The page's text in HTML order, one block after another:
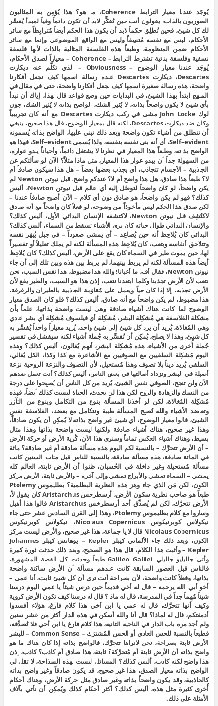
يُوجَد عندنا معيار الترابط Coherence، ما هو؟ هذا يُؤمِن به المثاليون
الصوريون بالذات، يقولون أنت حين تُفكِّر لابد أن تكون دائماً وفياً لمبدأ يُفسِّر
لك كل شيئ، فحين تُطلِق حكماً لابد أن يكون هذا الحكم أيضاً مُترابِطاً مع سائر
الأحكام، ليس مع نفسه مُتسِقاً وليس مع الواقع الموضوعي وإنما مع سائر
الأحكام ضمن المنظومة، وطبعاً هذه الفلسفة المثالية بالذات لأنها فلسفة
نسقية وفلسفة بنائية تشترط الترابط – Coherence – معياراً لصدق الأحكام،
يُوجَد عندنا معيار الوضوح – Obviousness – الذي تكلَّم عنه ديكارت
Descartes، ديكارت Descartes عنده رسالة اسمها كيف نجعل أفكارنا
واضحة، هذه رسالة صغيرة اسمها كيف نجعل أفكارنا واضحة، حتى في مقال في
المنهج ابتدأ بهذا الشيئ، في البدايات حين وضع قواعد قال بهذا، إياك أن تبدأ
بأي شيئ لا يكون واضحاً بذاته، لا يُثير الشك، الواضح بذاته لا يُثير الشك، جون
لوك John Locke مشى في ركب ديكارت Descartes مع أنه كان تجريبياً
وكان ضد ديكارت Descartes، لكنه قال بمعيار الوضوح، قال هذا صحيح، ينبغي
أن ننطلق من أشياء تكون واضحة وبعد ذلك نبني عليها، الواضح بذاته يُسمونه
Self–evident، أي أنه بنى نفسه بنفسه، ولذا يُسمى Self–evident، فهذا هو
الواضح بذاته، وطبعاً هذا المعيار في نظرنا لا يشتغل دائماً، وأحياناً يبدو عواره،
من السهولة جداً أن يبدو عوار هذا المعيار، مثل ماذا مثلاً؟ الآن لو سألتكم عن
الجاذبية – الأجسام تتجاذب، أي يجذب بعضها بعضاً – هل هذا سيكون صادقاً أم
لا؟ طبعاً هذا صادق، هل هذا واضح أم لا؟ عندكم واضح، قبل نيوتن Newton لم
يكن واضحاً، لو كان واضحاً لتوصَّل إليه أي عالم قبل نيوتن Newton، أليس
كذلك؟ فهو لم يكن واضحاً، هو صادق دون أي كلام – الآن أصبح صادقاً عندنا –
لكن صدق هذا الحكم ليس مأخوذاً من وضوحه، لو فعلاً كان واضحاً مع أنه صادق
لاكتُشِف قبل نيوتن Newton، لاكتشفه الإنسان البدائي الأول، أليس كذلك؟
والإنسان البدائي طوال حياته كان يرى الأشياء تسقط من السماء، أليس كذلك؟
البدائي كان يُلاحِظ أنه حين يُصاعِد – أي يمشي صعوداً – في جبل يُبهَر نفسه
وتتلاحق أنفاسه ويتعب، كان يُلاحِظ هذه المسألة لكنه لم يملك تعليلاً أو تفسيراً
لها، حين يموت طير في السماء كان يقع على الأرض، أليس كذلك؟ كان يُلاحِظ
أيضاً هذه المسألة لكنه لم يربط بينهما، لم يربط بين هذه وبين تلك إلى أن جاء
نيوتن Newton، فقال أف، ما أغبانا! والله هذا مضبوط، هذا نفس السبب، نحن
نتعب لأن الأرض تجذبنا وكلما ابتعدنا نتعب، إذن هذا هو السبب، والطير يقع لأن
الأرض تجذبه، إلا إذا كان حياً ويعمل على مُقاوَمة الجاذبية بالطيران والرفرفة،
هذا مضبوط، لم يكن واضحاً مع أنه صادق، أليس كذلك؟ فلو كان الصدق معيار
الوضوح لما كانت هناك أشياء صادقة وهي ليست واضحة بذاتها، علماً بأن
مشكلة الفلاسفة هي مُشكِلة البشر، مُشكِلة أي فيلسوف مُشكِلة أي بشر عادي
وهي المُغالاة، يُريد أن يرد كل شيئ إلى شيئ واحد، يُريد معياراً واحداً يُفسِّر به
كل شيئ، وهذا لا يصلح، يُمكِن أن تُفسِّر به جُملة أشياء لكنه سيفشل في تفسير
جُملة أُخرى من الأشياء، هذه مُشكِلة البشر، أنهم يُغالون، أليس كذلك؟ وهذه
اليوم مُشكِلة السلفيين مع الصوفيين مع الأشاعرة مع كذا وكذا، الكل يُغالي،
السلفي يُريد ديناً بلا تصوف وهذا مُستحيل، لأن التصوف والنزعة الروحية نزعة
أصيلة في البشر وتزداد أصالتها في بعض الناس، أليس كذلك؟ أنت تعمل ضدهم
الآن ولن تنجح، الصوفي نفس الشيئ، يُريد من كل الناس أن يُصبِحوا على درجة
من النسك والزهادة والروح لكن هذا لن يحدث، الحياة ليست كذلك أيضاً، فهذه
مُشكِلة المُغالاة، لكن لو أخذنا المسألة بنوع من التكامل وبنوع من التآزر
وتعاضد الأشياء والله تُصبِح المسألة طيبة ونتكامل مع بعضنا، الفلاسفة نفس
الشيئ، قالوا معيار الوضوح، أي شيئ غير واضح بذاته لا يُمكِن أن يكون صادقاً،
وهذا غير صحيح، هناك أشياء صادقة ولكنها ليست واضحة بذاتها وهذا مثال
بسيط، وهناك أشياء العكس تماماً وسنرى هذا الآن، كُرية الأرض أو حركة الأرض
– أن الأرض تتحرَّك – بالنسبة لكم اليوم هذه مسألة صادقة أم غير صادقة؟ مائة
في المائة صادقة، هذه مسألة صادقة، بالنسبة للناس قبل مئات السنين كانت
مسألة مُستحيلة وغير داخلة في الحُسبان، ظنوا أن الأرض ثابتة، العالم كله
يمشي – السماء تمشي والأبراج تمشي وإلى آخره – والأرض ثابتة، الأرض مركز
الكون، لكن مَن الذي جاء وهز هذه النظرية البطلمية؟ بطليموس Ptolemy
طبعاً هو صاحب نظرية سكون الأرض، أرسطرخس Aristarchus كان يقول لأ،
الأرض تتحرَّك، لكن لم يُصدِّق أحد أرسطرخس Aristarchus قالوا هذا أهبل
وساروا مع كلام بطليموس Ptolemy، وهذا إلى القرن السادس عشر حتى جاء
نيكولاس كوبرنيكوس Nicolaus Copernicus، نيكولاس كوبرنيكوس
Nicolaus Copernicus قال لا يا جماعة، هذا غير صحيح، والأرض ليست مركز
الكون، وبعد ذلك جاء الألماني كيبلر Kepler – يوهانس كيبلر Johannes
Kepler – وأثبت هذا الكلام، قال هذا هو الصحيح، وبعد ذلك حدثت ثورة كبيرة
وأتى جاليليو جاليلي Galileo Galilei طبعاً وحدثت كل القصة المشهورة،
فالناس قبل العصور السابقة كانت عندهم مسألة أن الأرض ساكنة واضحة
بذاتها، وفعلاً كانت واضحة، لأن بصراحة أنت ترى أن كل شيئ ثابت، أنا عمي –
أخو أبي الله يرحمه – قال له أخي قديماً حين درس شيئاً يا عمي اليوم درسنا
شيئاً مُهِماً جداً في المدرسة، قال له ماذا؟ قال له درسنا كيف تكون الأرض كروية
وكيف أنها تتحرَّك، قال له عمي يا ابن أخي هذا كلام فارغ، هؤلاء أفسدوا
أدمغتكم، قال له لماذا؟ قال أنا والله أسكن في هذه الدار أكثر من عشر سنين
ولم أجد مرة باب الدار في الناحية الثانية، هذا كلام فارغ يا ابن أخي فلا تُصدِّقه،
فطبعاً بالنسبة للحس العادي أو الحس المُشترَك – Common Sense – للبشر
الأرض ثابتة بصراحة، نحن لانراها تتحرَّك، فالواضح بذاته إذا كان هناك ما هو
واضح بذاته أن الأرض ثابتة أم مُتحرِّكة؟ ثابتة، هذا صادق أم كاذب؟ كاذب، إذن
هذا واضح لكنه كاذب، أليس كذلك؟ المسائل ليست بهذه السذاجة، لا تقل لي
الواضح بذاته معيار الصدق، هذا غير صحيح، قد يكون صادقاً وغير واضح بذاته
كالجاذبية، وقد يكون واضحاً بذاته وغير صادق مثل حركة الأرض، وهناك أحكام
أُخرى كثيرة مثل هذه، أليس كذلك؟ أكثر أحكام كذلك ويُمكِن أن نأتي بآلاف
الأمثلة على ذلك.